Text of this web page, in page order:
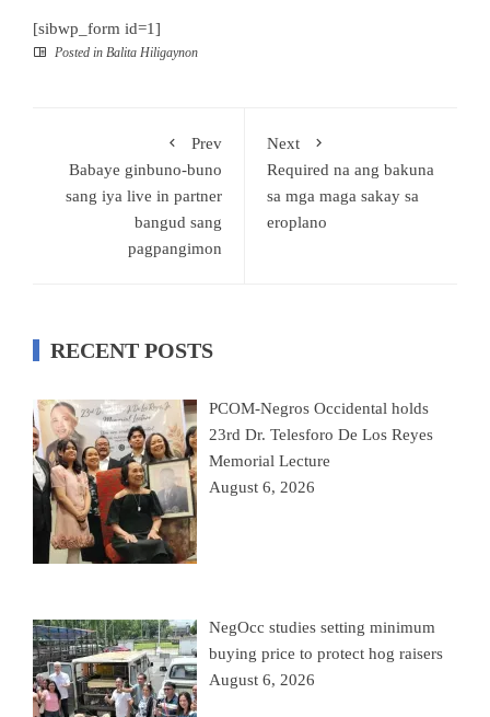
[sibwp_form id=1]
Posted in Balita Hiligaynon
Prev
Babaye ginbuno-buno
sang iya live in partner
bangud sang
pagpangimon
Next
Required na ang bakuna
sa mga maga sakay sa
eroplano
RECENT POSTS
PCOM-Negros Occidental holds
23rd Dr. Telesforo De Los Reyes
Memorial Lecture
August 6, 2026
NegOcc studies setting minimum
buying price to protect hog raisers
August 6, 2026